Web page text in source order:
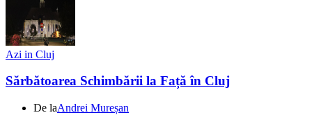
Azi in Cluj
Sărbătoarea Schimbării la Față în Cluj
De laAndrei Mureșan